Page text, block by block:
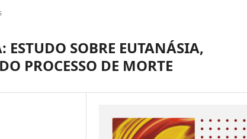
SOBRE EUTANÁSIA,
PROCESSO DE MORTE